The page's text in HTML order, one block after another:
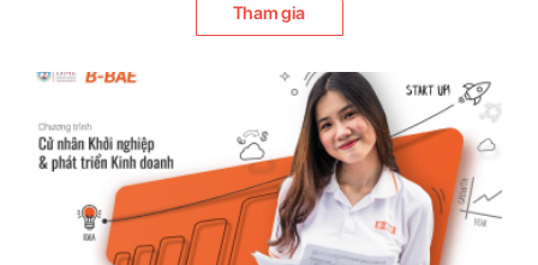
Tham gia